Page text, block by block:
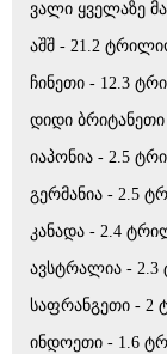
ვალი ყველაზე
აშშ - 21.2
ჩინეთი - 12.3
დიდი
იაპონია - 2.5
გერმანია - 2.5
კანადა - 2.4
ავსტრალია -
საფრანგეთი - 2
ინდოეთი - 1.6